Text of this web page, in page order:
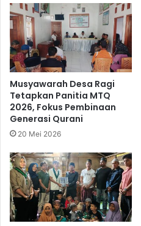
Musyawarah Desa Ragi
Tetapkan Panitia MTQ
2026, Fokus Pembinaan
Generasi Qurani
20 Mei 2026